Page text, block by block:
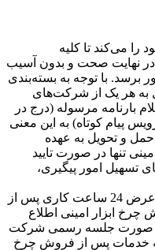
را می‏‌کند تا کلیه
در نهایت صحت و بدون آسیب
با توجه به بسته‌بندی
به هر یک از شرکت‌‏های
بارنامه مرسوله (درج در
پیام کوتاه) به این معنی
و تحویل به عهده
تنها در صورت تایید
تسهیل امور پیگیری،
آسیب‏‌های ناشی از حمل و نقل باید در عرض 24 ساعت کاری پس از
ابزار امینی اطلاع
صورت جلسه رسمی شرکت
به خدمات پس از فروش چرخ